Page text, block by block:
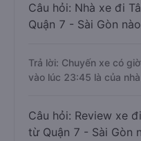
Câu hỏi: Nhà xe đi
Quận 7 - Sài Gòn
Trả lời: Chuyến xe có
vào lúc 23:45 là của
Câu hỏi: Review xe
từ Quận 7 - Sài Gòn